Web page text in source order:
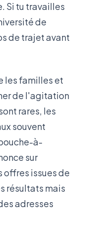
Si tu travailles
de
de trajet avant
les familles et
de l'agitation
rares, les
souvent
à-
sur
offres issues de
résultats mais
adresses